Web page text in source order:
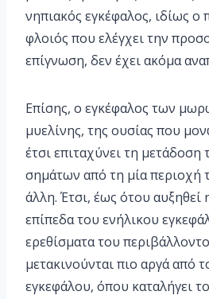
νηπιακός εγκέφαλος, ιδίως ο
φλοιός που ελέγχει την
επίγνωση, δεν έχει ακόμα
Επίσης, ο εγκέφαλος των
μυελίνης, της ουσίας που
έτσι επιταχύνει τη
σημάτων από τη μία περιοχή
άλλη. Έτσι, έως ότου αυξηθεί
επίπεδα του ενήλικου
ερεθίσματα του
μετακινούνται πιο αργά από
εγκεφάλου, όπου καταλήγει